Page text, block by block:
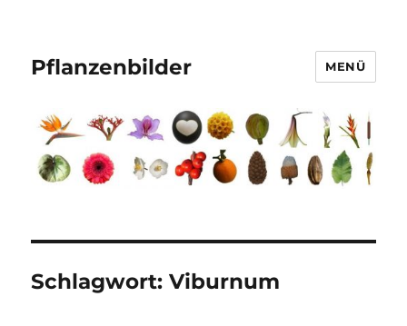
Pflanzenbilder MENÜ
Schlagwort:Viburnum